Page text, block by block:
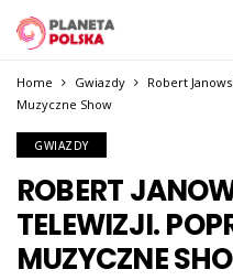
Home Gwiazdy
Robert
Muzyczne Show
GWIAZDY
ROBERT
TELEWIZJI.
MUZYCZNE